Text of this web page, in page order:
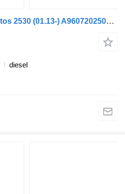
Uşă Mercedes-Benz antos 2530 (01.13-) A9607202503 pentru cap tractor Mercedes-Benz Actros MP4 Antos Arocs (2012-)
diesel